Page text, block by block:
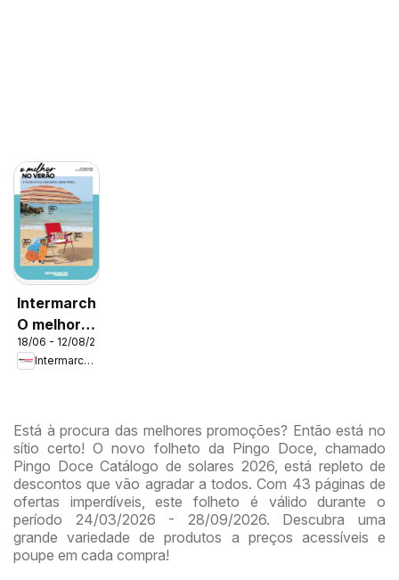
Intermarché
O melhor
no verão
18/06 - 12/08/2026
Intermarché
Está à procura das melhores promoções? Então está no
sítio certo! O novo folheto da Pingo Doce, chamado
Pingo Doce Catálogo de solares 2026, está repleto de
descontos que vão agradar a todos. Com 43 páginas de
ofertas imperdíveis, este folheto é válido durante o
período 24/03/2026 - 28/09/2026. Descubra uma
grande variedade de produtos a preços acessíveis e
poupe em cada compra!